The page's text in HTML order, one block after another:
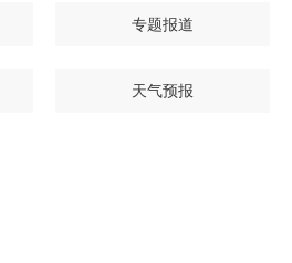
专题报道
天气预报